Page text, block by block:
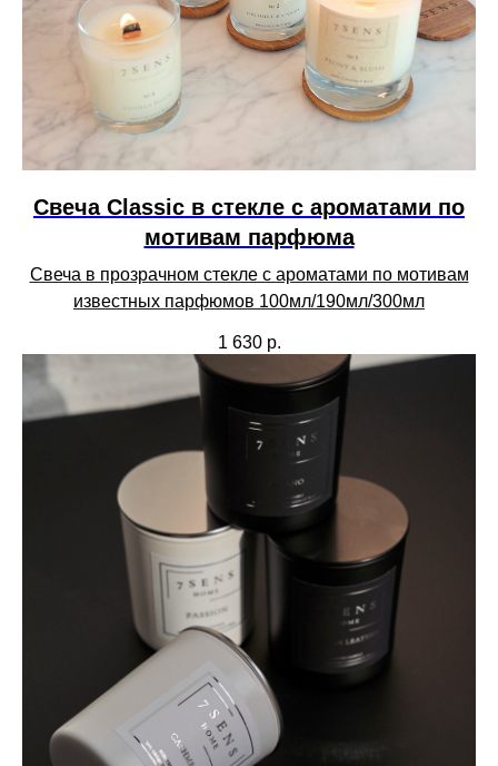
Свеча Сlassic в стекле с ароматами по
мотивам парфюма
Свеча в прозрачном стекле с ароматами по мотивам
известных парфюмов 100мл/190мл/300мл
1 630 р.